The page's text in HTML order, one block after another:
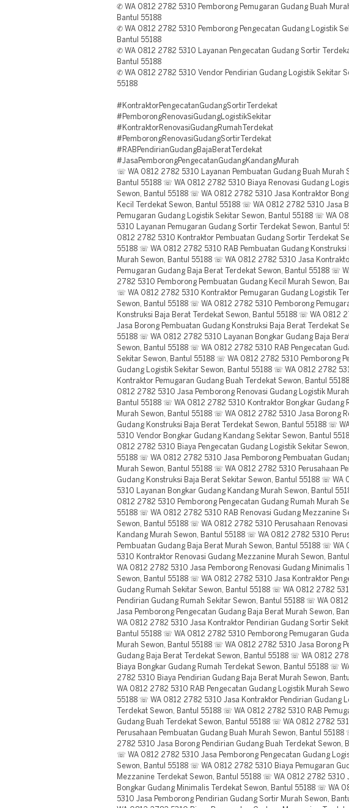
✆ WA 0812 2782 5310 Pemborong Pemugaran Gudang Buah
Bantul 55188
✆ WA 0812 2782 5310 Pemborong Pengecatan Gudang Logistik
Bantul 55188
✆ WA 0812 2782 5310 Layanan Pengecatan Gudang Sortir
Bantul 55188
✆ WA 0812 2782 5310 Vendor Pendirian Gudang Logistik Sekitar
55188
#KontraktorPengecatanGudangSortirTerdekat
#PemborongRenovasiGudangLogistikSekitar
#KontraktorRenovasiGudangRumahTerdekat
#PemborongRenovasiGudangSortirTerdekat
#RABPendirianGudangBajaBeratTerdekat
#JasaPemborongPengecatanGudangKandangMurah
☏ WA 0812 2782 5310 Layanan Pembuatan Gudang Buah Murah
Bantul 55188 ☏ WA 0812 2782 5310 Biaya Renovasi Gudang
Sewon, Bantul 55188 ☏ WA 0812 2782 5310 Jasa Kontraktor
Kecil Terdekat Sewon, Bantul 55188 ☏ WA 0812 2782 5310 Jasa
Pemugaran Gudang Logistik Sekitar Sewon, Bantul 55188 ☏ WA
5310 Layanan Pemugaran Gudang Sortir Terdekat Sewon, Bantul
0812 2782 5310 Kontraktor Pembuatan Gudang Sortir Terdekat
55188 ☏ WA 0812 2782 5310 RAB Pembuatan Gudang Konstruksi
Murah Sewon, Bantul 55188 ☏ WA 0812 2782 5310 Jasa
Pemugaran Gudang Baja Berat Terdekat Sewon, Bantul 55188 ☏
2782 5310 Pemborong Pembuatan Gudang Kecil Murah Sewon,
☏ WA 0812 2782 5310 Kontraktor Pemugaran Gudang Logistik
Sewon, Bantul 55188 ☏ WA 0812 2782 5310 Pemborong
Konstruksi Baja Berat Terdekat Sewon, Bantul 55188 ☏ WA 0812
Jasa Borong Pembuatan Gudang Konstruksi Baja Berat Terdekat
55188 ☏ WA 0812 2782 5310 Layanan Bongkar Gudang Baja
Sewon, Bantul 55188 ☏ WA 0812 2782 5310 RAB Pengecatan
Sekitar Sewon, Bantul 55188 ☏ WA 0812 2782 5310 Pemborong
Gudang Logistik Sekitar Sewon, Bantul 55188 ☏ WA 0812 2782
Kontraktor Pemugaran Gudang Buah Terdekat Sewon, Bantul
0812 2782 5310 Jasa Pemborong Renovasi Gudang Logistik Murah
Bantul 55188 ☏ WA 0812 2782 5310 Kontraktor Bongkar Gudang
Murah Sewon, Bantul 55188 ☏ WA 0812 2782 5310 Jasa Borong
Gudang Konstruksi Baja Berat Terdekat Sewon, Bantul 55188 ☏
5310 Vendor Bongkar Gudang Kandang Sekitar Sewon, Bantul
0812 2782 5310 Biaya Pengecatan Gudang Logistik Sekitar Sewon,
55188 ☏ WA 0812 2782 5310 Jasa Pemborong Pembuatan
Murah Sewon, Bantul 55188 ☏ WA 0812 2782 5310 Perusahaan
Gudang Konstruksi Baja Berat Sekitar Sewon, Bantul 55188 ☏ WA
5310 Layanan Bongkar Gudang Kandang Murah Sewon, Bantul
0812 2782 5310 Pemborong Pengecatan Gudang Rumah Murah
55188 ☏ WA 0812 2782 5310 RAB Renovasi Gudang Mezzanine
Sewon, Bantul 55188 ☏ WA 0812 2782 5310 Perusahaan Renovasi
Kandang Murah Sewon, Bantul 55188 ☏ WA 0812 2782 5310
Pembuatan Gudang Baja Berat Murah Sewon, Bantul 55188 ☏ WA
5310 Kontraktor Renovasi Gudang Mezzanine Murah Sewon,
WA 0812 2782 5310 Jasa Pemborong Renovasi Gudang Minimalis
Sewon, Bantul 55188 ☏ WA 0812 2782 5310 Jasa Kontraktor
Gudang Rumah Sekitar Sewon, Bantul 55188 ☏ WA 0812 2782
Pendirian Gudang Rumah Sekitar Sewon, Bantul 55188 ☏ WA
Jasa Pemborong Pengecatan Gudang Baja Berat Murah Sewon,
WA 0812 2782 5310 Jasa Kontraktor Pendirian Gudang Sortir
Bantul 55188 ☏ WA 0812 2782 5310 Pemborong Pemugaran
Murah Sewon, Bantul 55188 ☏ WA 0812 2782 5310 Jasa Borong
Gudang Baja Berat Terdekat Sewon, Bantul 55188 ☏ WA 0812
Biaya Bongkar Gudang Rumah Terdekat Sewon, Bantul 55188 ☏
2782 5310 Biaya Pendirian Gudang Baja Berat Murah Sewon,
WA 0812 2782 5310 RAB Pengecatan Gudang Logistik Murah
55188 ☏ WA 0812 2782 5310 Jasa Kontraktor Pendirian Gudang
Terdekat Sewon, Bantul 55188 ☏ WA 0812 2782 5310 RAB
Gudang Buah Terdekat Sewon, Bantul 55188 ☏ WA 0812 2782
Perusahaan Pembuatan Gudang Buah Murah Sewon, Bantul
2782 5310 Jasa Borong Pendirian Gudang Buah Terdekat Sewon,
☏ WA 0812 2782 5310 Jasa Pemborong Pengecatan Gudang
Sewon, Bantul 55188 ☏ WA 0812 2782 5310 Biaya Pemugaran
Mezzanine Terdekat Sewon, Bantul 55188 ☏ WA 0812 2782 5310
Bongkar Gudang Minimalis Terdekat Sewon, Bantul 55188 ☏ WA
5310 Jasa Pemborong Pendirian Gudang Sortir Murah Sewon,